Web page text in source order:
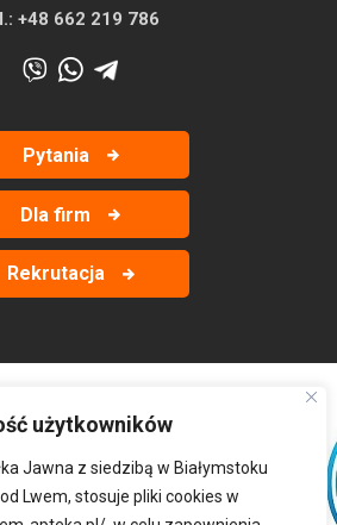
użytkowników
Jawna z siedzibą w Białymstoku
Lwem, stosuje pliki cookies w
+48 662 219 786
Pytania
Dla firm
Rekrutacja